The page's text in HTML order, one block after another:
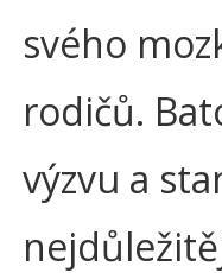
svého
rodičů.
výzvu a